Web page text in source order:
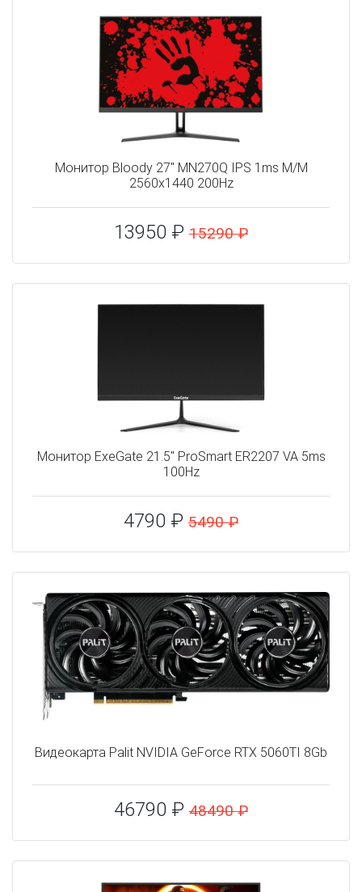
Монитор Bloody 27" MN270Q IPS 1ms M/M
2560x1440 200Hz
13950 ₽ 15290 ₽
Монитор ExeGate 21.5" ProSmart ER2207 VA 5ms
100Hz
4790 ₽ 5490 ₽
Видеокарта Palit NVIDIA GeForce RTX 5060TI 8Gb
46790 ₽ 48490 ₽